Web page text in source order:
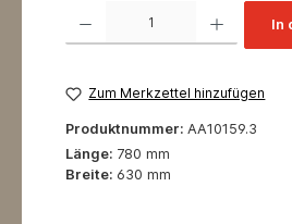
In
Zum Merkzettel hinzufügen
Produktnummer: AA10159.3
Länge: 780 mm
Breite: 630 mm